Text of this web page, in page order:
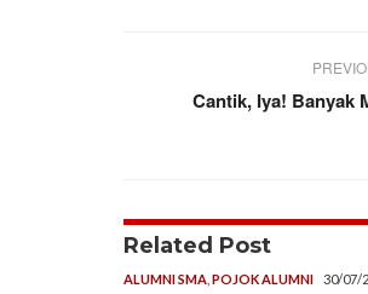
Cantik, Iya! Banyak
Related Post
ALUMNI SMA POJOK ALUMNI 30/07/